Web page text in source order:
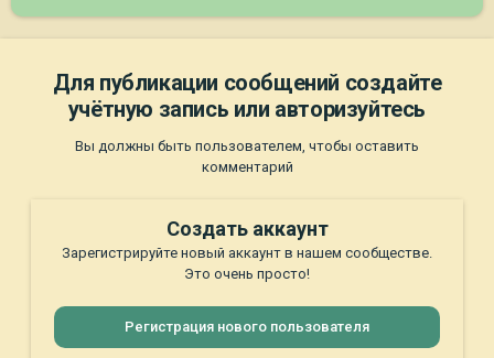
Для публикации сообщений создайте
учётную запись или авторизуйтесь
Вы должны быть пользователем, чтобы оставить
комментарий
Создать аккаунт
Зарегистрируйте новый аккаунт в нашем сообществе.
Это очень просто!
Регистрация нового пользователя